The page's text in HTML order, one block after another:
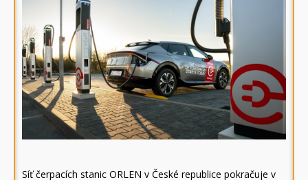
Síť čerpacích stanic ORLEN v České republice pokračuje v